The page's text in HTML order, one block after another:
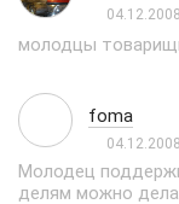
молодцы
foma
Молодец
делям можно